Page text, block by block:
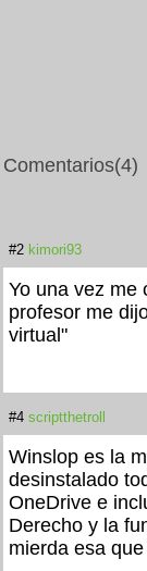
Comentarios(4)
#2 kimori93
Yo una vez me
profesor me
virtual"
#4 scriptthetroll
Winslop es la
desinstalado
OneDrive e
Derecho y la
mierda esa